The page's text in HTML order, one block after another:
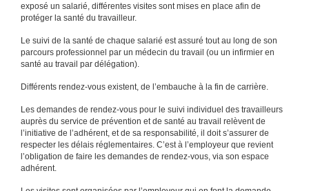
exposé un salarié, différentes visites sont mises en place afin de
protéger la santé du travailleur.
Le suivi de la santé de chaque salarié est assuré tout au long de son
parcours professionnel par un médecin du travail (ou un infirmier en
santé au travail par délégation).
Différents rendez-vous existent, de l’embauche à la fin de carrière.
Les demandes de rendez-vous pour le suivi individuel des travailleurs
auprès du service de prévention et de santé au travail relèvent de
l’initiative de l’adhérent, et de sa responsabilité, il doit s’assurer de
respecter les délais réglementaires. C’est à l’employeur que revient
l’obligation de faire les demandes de rendez-vous, via son espace
adhérent.